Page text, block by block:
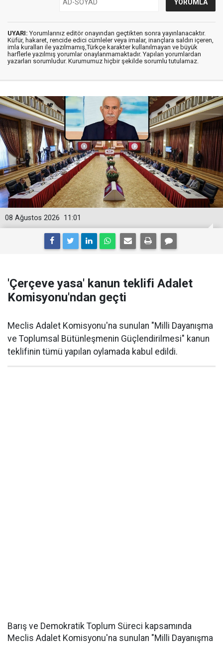
UYARI: Yorumlarınız editör onayından geçtikten sonra yayınlanacaktır.
Küfür, hakaret, rencide edici cümleler veya imalar, inançlara saldırı içeren,
imla kuralları ile yazılmamış,Türkçe karakter kullanılmayan ve büyük
harflerle yazılmış yorumlar onaylanmamaktadır. Yapılan yorumlardan
yazarları sorumludur. Kurumumuz hiçbir şekilde sorumlu tutulamaz.
11:01
08 Ağustos 2026
'Çerçeve yasa' kanun teklifi Adalet
Komisyonu'ndan geçti
Meclis Adalet Komisyonu'na sunulan "Milli Dayanışma
ve Toplumsal Bütünleşmenin Güçlendirilmesi" kanun
teklifinin tümü yapılan oylamada kabul edildi.
Barış ve Demokratik Toplum Süreci kapsamında
Meclis Adalet Komisyonu'na sunulan "Milli Dayanışma